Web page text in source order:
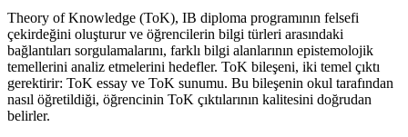
Theory of Knowledge (ToK), IB diploma programının felsefi
çekirdeğini oluşturur ve öğrencilerin bilgi türleri arasındaki
bağlantıları sorgulamalarını, farklı bilgi alanlarının epistemolojik
temellerini analiz etmelerini hedefler. ToK bileşeni, iki temel çıktı
gerektirir: ToK essay ve ToK sunumu. Bu bileşenin okul tarafından
nasıl öğretildiği, öğrencinin ToK çıktılarının kalitesini doğrudan
belirler.